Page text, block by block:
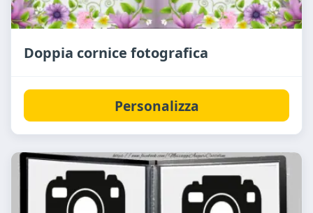
Doppia cornice fotografica
Personalizza